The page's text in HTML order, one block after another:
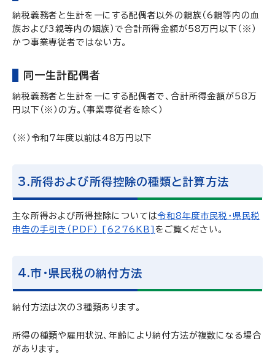
納税義務者と生計を一にする配偶者以外の親族（6親等内の血
族および3親等内の姻族）で合計所得金額が58万円以下（※）
かつ事業専従者ではない方。
同一生計配偶者
納税義務者と生計を一にする配偶者で、合計所得金額が58万
円以下（※）の方。（事業専従者を除く）
（※）令和7年度以前は48万円以下
3.所得および所得控除の種類と計算方法
主な所得および所得控除については令和8年度市民税・県民税
申告の手引き（PDF） [6276KB] をご覧ください。
4.市・県民税の納付方法
納付方法は次の3種類あります。
所得の種類や雇用状況、年齢により納付方法が複数になる場合
があります。